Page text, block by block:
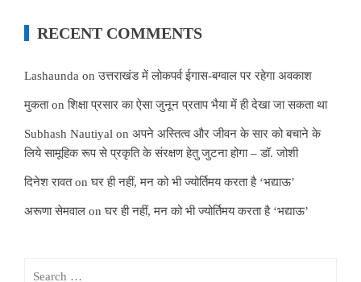
RECENT COMMENTS
Lashaunda onउत्तराखंड में लोकपर्व ईगास-बग्वाल पर रहेगा अवकाश
मुकताonशिक्षा प्रसार का ऐसा जुनून प्रताप भैया में ही देखा जा सकता था
Subhash Nautiyal on अपने अस्तित्व और जीवन के सार को बचाने के
लिये सामूहिक रूप से प्रकृति के संरक्षण हेतु जुटना होगा – डॉ. जोशी
दिनेश रावतonघर ही नहीं, मन को भी ज्योर्तिमय करता है ‘भद्याऊ’
अरूणा सेमवाल onघर ही नहीं, मन को भी ज्योर्तिमय करता है ‘भद्याऊ’